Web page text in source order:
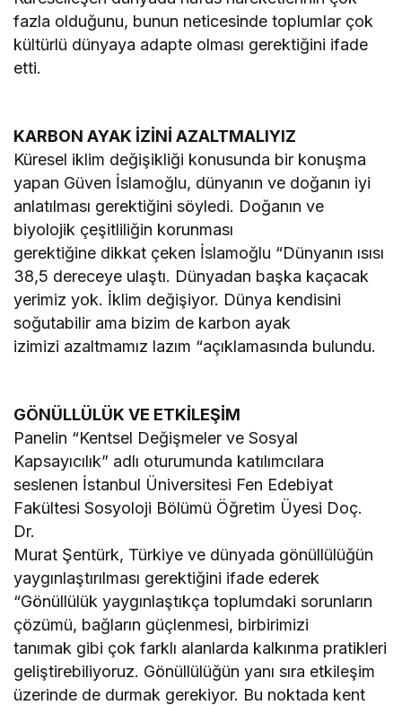
fazla olduğunu, bunun neticesinde toplumlar çok
kültürlü dünyaya adapte olması gerektiğini ifade
etti.
KARBON AYAK İZİNİ AZALTMALIYIZ
Küresel iklim değişikliği konusunda bir konuşma
yapan Güven İslamoğlu, dünyanın ve doğanın iyi
anlatılması gerektiğini söyledi. Doğanın ve
biyolojik çeşitliliğin korunması
gerektiğine dikkat çeken İslamoğlu “Dünyanın ısısı
38,5 dereceye ulaştı. Dünyadan başka kaçacak
yerimiz yok. İklim değişiyor. Dünya kendisini
soğutabilir ama bizim de karbon ayak
izimizi azaltmamız lazım “açıklamasında bulundu.
GÖNÜLLÜLÜK VE ETKİLEŞİM
Panelin “Kentsel Değişmeler ve Sosyal
Kapsayıcılık” adlı oturumunda katılımcılara
seslenen İstanbul Üniversitesi Fen Edebiyat
Fakültesi Sosyoloji Bölümü Öğretim Üyesi Doç.
Dr.
Murat Şentürk, Türkiye ve dünyada gönüllülüğün
yaygınlaştırılması gerektiğini ifade ederek
“Gönüllülük yaygınlaştıkça toplumdaki sorunların
çözümü, bağların güçlenmesi, birbirimizi
tanımak gibi çok farklı alanlarda kalkınma pratikleri
geliştirebiliyoruz. Gönüllülüğün yanı sıra etkileşim
üzerinde de durmak gerekiyor. Bu noktada kent